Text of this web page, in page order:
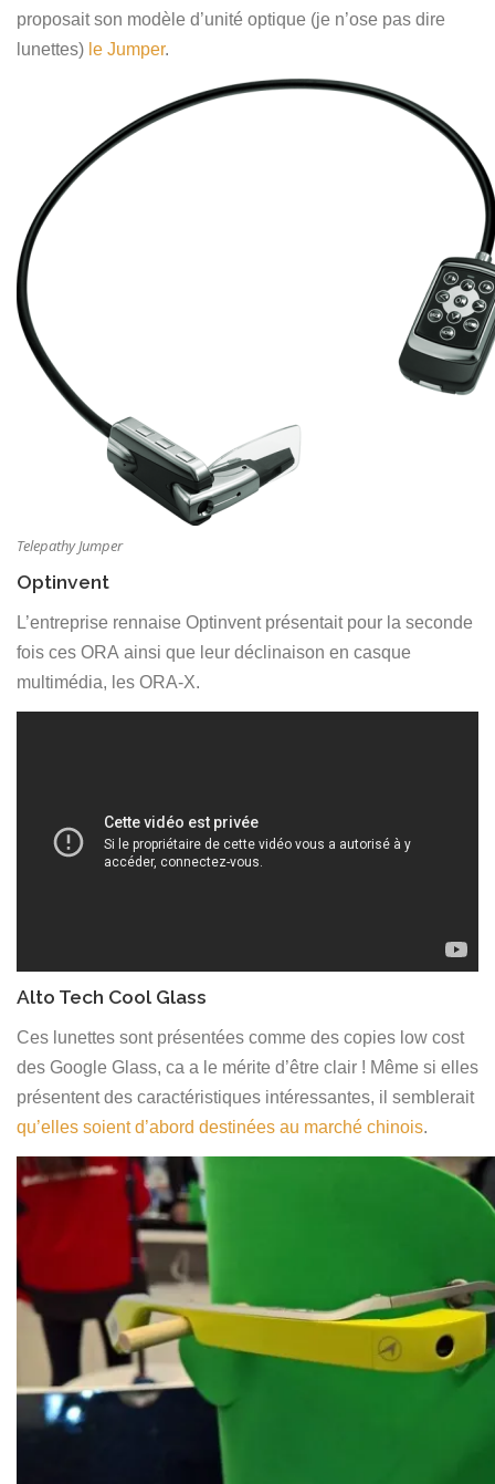
proposait son modèle d’unité optique (je n’ose pas dire
lunettes) le Jumper.
Telepathy Jumper
Optinvent
L’entreprise rennaise Optinvent présentait pour la seconde
fois ces ORA ainsi que leur déclinaison en casque
multimédia, les ORA-X.
Alto Tech Cool Glass
Ces lunettes sont présentées comme des copies low cost
des Google Glass, ca a le mérite d’être clair ! Même si elles
présentent des caractéristiques intéressantes, il semblerait
qu’elles soient d’abord destinées au marché chinois.